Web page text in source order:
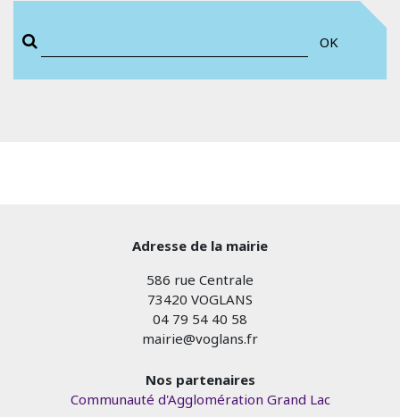
OK
Adresse de la mairie
586 rue Centrale
73420 VOGLANS
04 79 54 40 58
mairie@voglans.fr
Nos partenaires
Communauté d'Agglomération Grand Lac